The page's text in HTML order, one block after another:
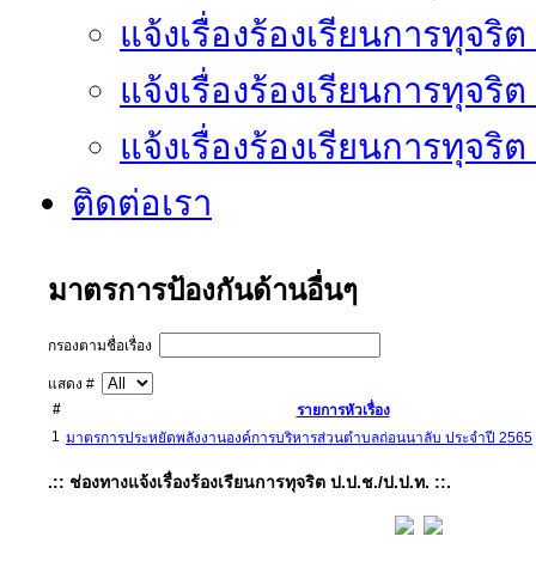
แจ้งเรื่องร้องเรียนการทุจริ
แจ้งเรื่องร้องเรียนการทุจริ
แจ้งเรื่องร้องเรียนการทุจริ
ติดต่อเรา
มาตรการป้องกันด้านอื่นๆ
กรองตามชื่อเรื่อง
แสดง #
#
รายการหัวเรื่อง
1 มาตรการประหยัดพลังงานองค์การบริหารส่วนตำบลถ่อนนาลับ ประจำปี 2565
.:: ช่องทางแจ้งเรื่องร้องเรียนการทุจริต ป.ป.ช./ป.ป.ท. ::.